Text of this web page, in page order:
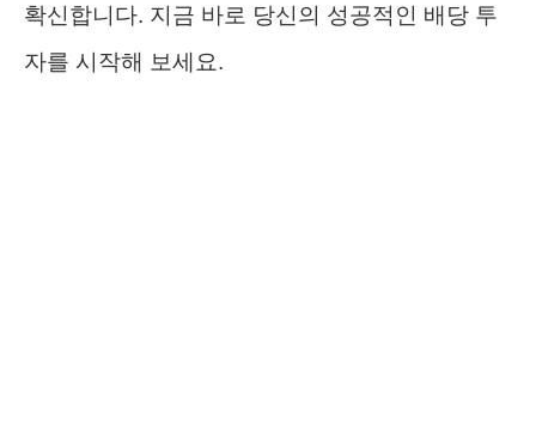
확신합니다. 지금 바로 당신의 성공적인 배당 투
자를 시작해 보세요.